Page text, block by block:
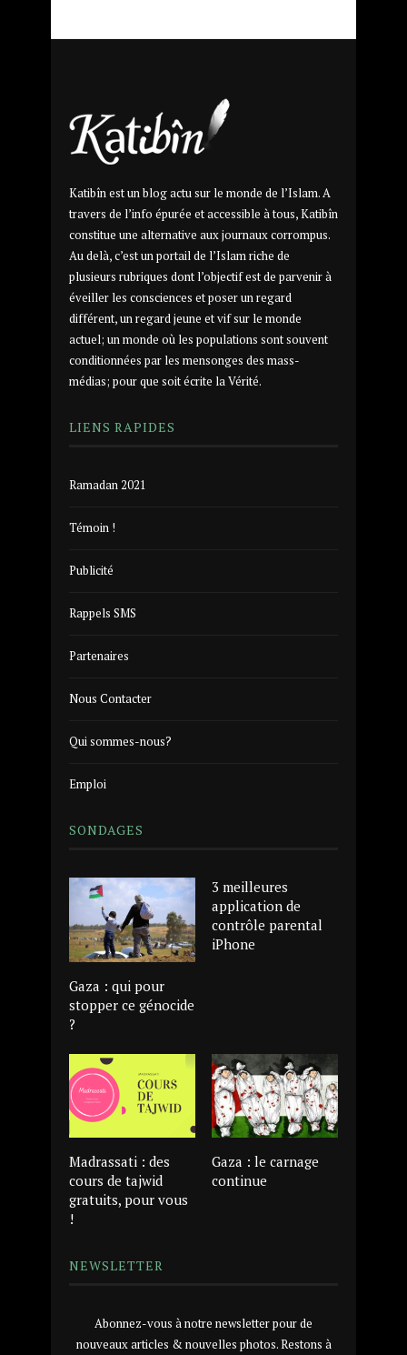
Katibîn est un blog actu sur le monde de l’Islam. A
travers de l’info épurée et accessible à tous, Katibîn
constitue une alternative aux journaux corrompus.
Au delà, c’est un portail de l’Islam riche de
plusieurs rubriques dont l’objectif est de parvenir à
éveiller les consciences et poser un regard
différent, un regard jeune et vif sur le monde
actuel; un monde où les populations sont souvent
conditionnées par les mensonges des mass-
médias; pour que soit écrite la Vérité.
LIENS RAPIDES
Ramadan 2021
Témoin !
Publicité
Rappels SMS
Partenaires
Nous Contacter
Qui sommes-nous?
Emploi
SONDAGES
Gaza : qui pour
stopper ce génocide
?
3 meilleures
application de
contrôle parental
iPhone
Madrassati : des
cours de tajwid
gratuits, pour vous
!
Gaza : le carnage
continue
NEWSLETTER
Abonnez-vous à notre newsletter pour de
nouveaux articles & nouvelles photos. Restons à